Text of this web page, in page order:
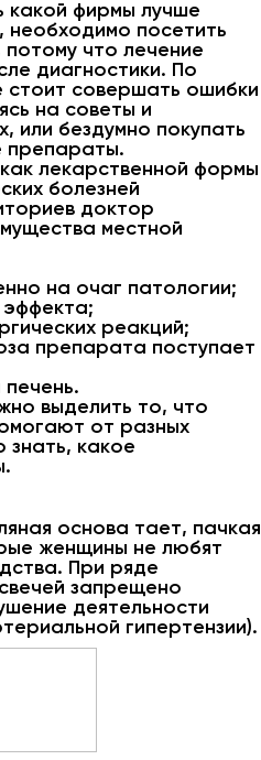
какой фирмы лучше
посетить
что лечение
диагностики. По
стоит совершать ошибки
на советы и
или бездумно покупать
препараты.
лекарственной формы
болезней
доктор
местной
на очаг патологии;
эффекта;
реакций;
препарата поступает
печень.
выделить то, что
от разных
знать, какое
основа тает, пачкая
женщины не любят
При ряде
запрещено
деятельности
гипертензии).